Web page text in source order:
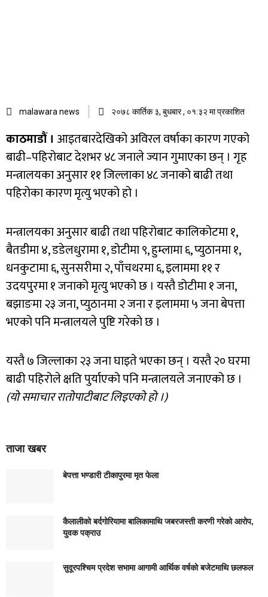
malawara news २०७८ कार्तिक ३, बुधबार , ०१:३२ मा प्रकाशित
काठमाडौं । आइतबारदेखिको अविरल वर्षाका कारण गएको
बाढी–पहिरोबाट देशभर ४८ जनाले ज्यान गुमाएका छन् । गृह
मन्त्रालयका अनुसार ११ जिल्लाका ४८ जनाको बाढी तथा
पहिरोका कारण मृत्यु भएको हो ।
मन्त्रालयका अनुसार बाढी तथा पहिरोबाट कालिकोटमा १,
बैतडीमा ४, डडेलधुरामा १, डोटीमा ९, हुम्लामा ६, प्युठानमा १,
धनकुटामा ६, सुनसरीमा २, पाँचथरमा ६, इलाममा ११ र
उदयपुरमा १ जनाको मृत्यु भएको छ । यस्तै डोटीमा १ जना,
बझाङमा २३ जना, प्युठानमा २ जना र इलाममा ५ जना बेपत्ता
भएको पनि मन्त्रालयले पुष्टि गरेको छ ।
यस्तै ७ जिल्लाका २३ जना घाइते भएका छन् । यस्तै २० घरमा
बाढी पहिरोले क्षति पुर्याएको पनि मन्त्रालयले जनाएको छ ।
(यो समाचार रातोपाटीबाट लिइएको हो ।)
ताजा खबर
बेपत्ता भण्डारी टीकापुरमा मृत फेला
कैलालीको बर्दगोरियामा बालिकामाथि जबरजस्ती करणी गरेको आरोप,
युवक पक्राउ
सुदूरपश्चिम प्रदेश सभामा आगामी आर्थिक वर्षको बजेटमाथि छलफल